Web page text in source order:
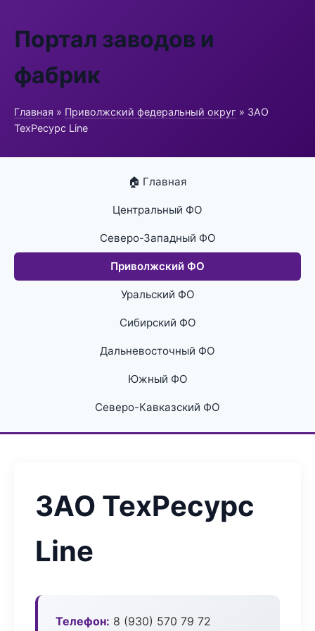
Портал заводов и
фабрик
Главная » Приволжский федеральный округ » ЗАО
ТехРесурс Line
🏠 Главная
Центральный ФО
Северо-Западный ФО
Приволжский ФО
Уральский ФО
Сибирский ФО
Дальневосточный ФО
Южный ФО
Северо-Кавказский ФО
ЗАО ТехРесурс
Line
Телефон: 8 (930) 570 79 72